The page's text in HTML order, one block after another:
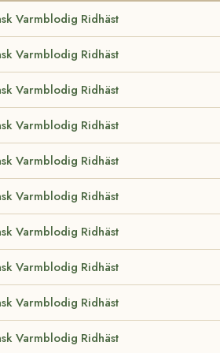
Varmblodig Ridhäst
Varmblodig Ridhäst
Varmblodig Ridhäst
Varmblodig Ridhäst
Varmblodig Ridhäst
Varmblodig Ridhäst
Varmblodig Ridhäst
Varmblodig Ridhäst
Varmblodig Ridhäst
Varmblodig Ridhäst